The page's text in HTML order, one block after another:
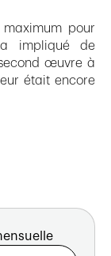
pour
impliqué de
œuvre à
était encore